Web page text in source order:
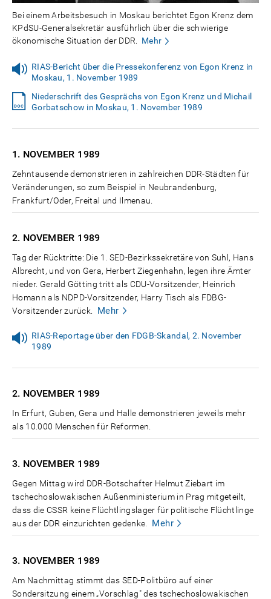
Bei einem Arbeitsbesuch in Moskau berichtet Egon Krenz dem
KPdSU-Generalsekretär ausführlich über die schwierige
ökonomische Situation der DDR.
Mehr
RIAS-Bericht über die Pressekonferenz von Egon Krenz in
Moskau, 1. November 1989
Niederschrift des Gesprächs von Egon Krenz und Michail
Gorbatschow in Moskau, 1. November 1989
1. NOVEMBER 1989
Zehntausende demonstrieren in zahlreichen DDR-Städten für
Veränderungen, so zum Beispiel in Neubrandenburg,
Frankfurt/Oder, Freital und Ilmenau.
2. NOVEMBER 1989
Tag der Rücktritte: Die 1. SED-Bezirkssekretäre von Suhl, Hans
Albrecht, und von Gera, Herbert Ziegenhahn, legen ihre Ämter
nieder. Gerald Götting tritt als CDU-Vorsitzender, Heinrich
Homann als NDPD-Vorsitzender, Harry Tisch als FDBG-
Vorsitzender zurück.
Mehr
RIAS-Reportage über den FDGB-Skandal, 2. November
1989
2. NOVEMBER 1989
In Erfurt, Guben, Gera und Halle demonstrieren jeweils mehr
als 10.000 Menschen für Reformen.
3. NOVEMBER 1989
Gegen Mittag wird DDR-Botschafter Helmut Ziebart im
tschechoslowakischen Außenministerium in Prag mitgeteilt,
dass die CSSR keine Flüchtlingslager für politische Flüchtlinge
aus der DDR einzurichten gedenke.
Mehr
3. NOVEMBER 1989
Am Nachmittag stimmt das SED-Politbüro auf einer
Sondersitzung einem „Vorschlag" des tschechoslowakischen